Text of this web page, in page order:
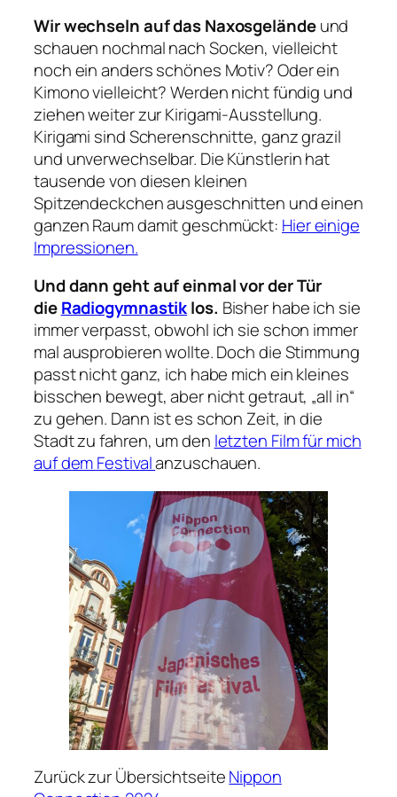
Wir wechseln auf das Naxosgeländeund
schauen nochmal nach Socken, vielleicht
noch ein anders schönes Motiv? Oder ein
Kimono vielleicht? Werden nicht fündig und
ziehen weiter zur Kirigami-Ausstellung.
Kirigami sind Scherenschnitte, ganz grazil
und unverwechselbar. Die Künstlerin hat
tausende von diesen kleinen
Spitzendeckchen ausgeschnitten und einen
ganzen Raum damit geschmückt: Hier einige
Impressionen.
Und dann geht auf einmal vor der Tür
dieRadiogymnastiklos. Bisher habe ich sie
immer verpasst, obwohl ich sie schon immer
mal ausprobieren wollte. Doch die Stimmung
passt nicht ganz, ich habe mich ein kleines
bisschen bewegt, aber nicht getraut, „all in“
zu gehen. Dann ist es schon Zeit, in die
Stadt zu fahren, um den letzten Film für mich
auf dem Festivalanzuschauen.
Zurück zur ÜbersichtseiteNippon